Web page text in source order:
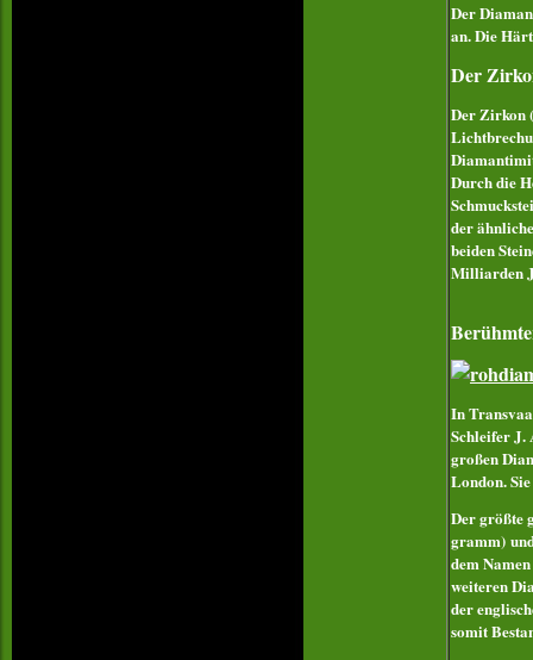
Der
an. Die
Der
Der Zirkon
Durch die
der
beiden
Milliarden
In
Schleifer J.
großen
London.
Der größte
gramm)
dem Namen
weiteren
der
somit